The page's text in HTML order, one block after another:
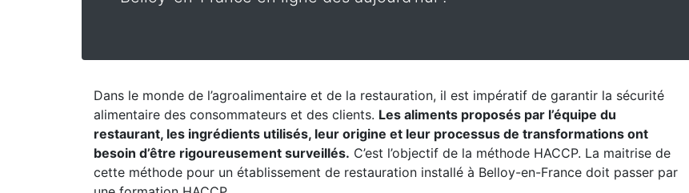
Dans le monde de l’agroalimentaire et de la restauration, il est impératif de garantir la sécurité
alimentaire des consommateurs et des clients. Les aliments proposés par l’équipe du
restaurant, les ingrédients utilisés, leur origine et leur processus de transformations ont
besoin d’être rigoureusement surveillés. C’est l’objectif de la méthode HACCP. La maitrise de
cette méthode pour un établissement de restauration installé à Belloy-en-France doit passer par